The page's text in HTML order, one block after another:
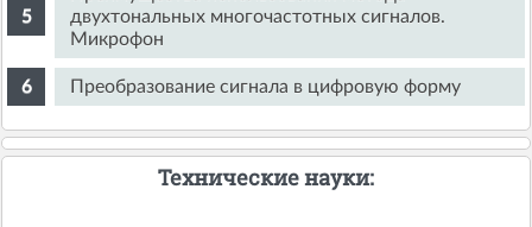
двухтональных многочастотных сигналов.
Микрофон
Преобразование сигнала в цифровую форму
Технические науки: